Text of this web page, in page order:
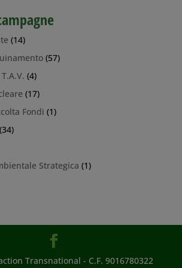
(14)
(57)
(4)
(17)
Fondi (1)
(34)
Strategica (1)
Transnational - C.F. 9016780322